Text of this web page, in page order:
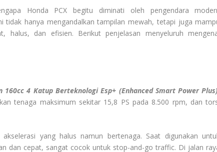
Honda PCX begitu diminati oleh pengendara
hanya mengandalkan tampilan mewah, tetapi juga
halus, dan efisien. Berikut penjelasan menyeluruh
160cc 4 Katup Berteknologi Esp+ (Enhanced Smart Power
tenaga maksimum sekitar 15,8 PS pada 8.500 rpm, dan
yang halus namun bertenaga. Saat digunakan
dan cepat, sangat cocok untuk stop-and-go traffic. Di jalan